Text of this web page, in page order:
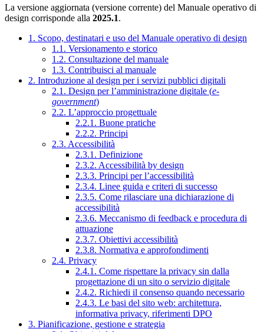
La versione aggiornata (versione corrente) del Manuale operativo di
design corrisponde alla 2025.1.
1. Scopo, destinatari e uso del Manuale operativo di design
1.1. Versionamento e storico
1.2. Consultazione del manuale
1.3. Contribuisci al manuale
2. Introduzione al design per i servizi pubblici digitali
2.1. Design per l’amministrazione digitale (e-
government)
2.2. L’approccio progettuale
2.2.1. Buone pratiche
2.2.2. Principi
2.3. Accessibilità
2.3.1. Definizione
2.3.2. Accessibilità by design
2.3.3. Principi per l’accessibilità
2.3.4. Linee guida e criteri di successo
2.3.5. Come rilasciare una dichiarazione di
accessibilità
2.3.6. Meccanismo di feedback e procedura di
attuazione
2.3.7. Obiettivi accessibilità
2.3.8. Normativa e approfondimenti
2.4. Privacy
2.4.1. Come rispettare la privacy sin dalla
progettazione di un sito o servizio digitale
2.4.2. Richiedi il consenso quando necessario
2.4.3. Le basi del sito web: architettura,
informativa privacy, riferimenti DPO
3. Pianificazione, gestione e strategia